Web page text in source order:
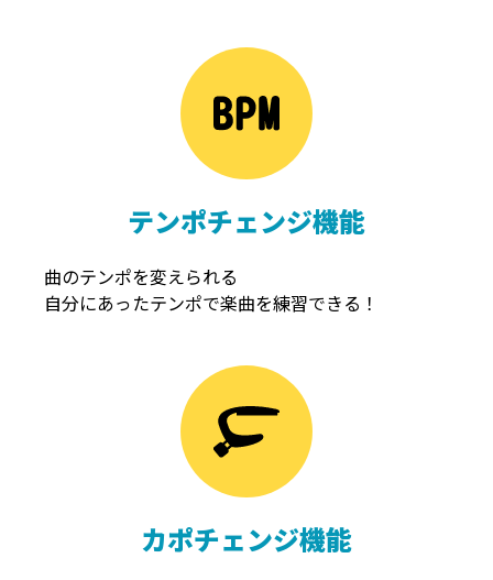
テンポチェンジ機能
曲のテンポを変えられる
自分にあったテンポで楽曲を練習できる！
カポチェンジ機能